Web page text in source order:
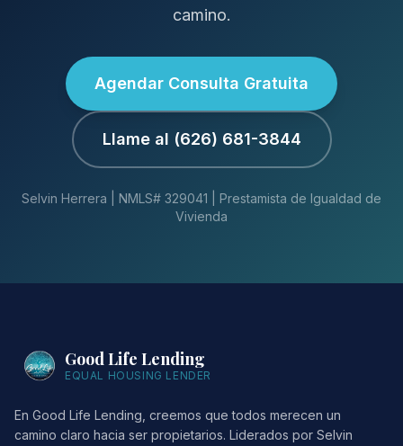
camino.
Agendar Consulta Gratuita
Llame al (626) 681-3844
Selvin Herrera | NMLS# 329041 | Prestamista de Igualdad de
Vivienda
Good Life Lending
EQUAL HOUSING LENDER
En Good Life Lending, creemos que todos merecen un
camino claro hacia ser propietarios. Liderados por Selvin